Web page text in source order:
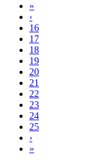
«
‹
16
17
18
19
20
21
22
23
24
25
›
»